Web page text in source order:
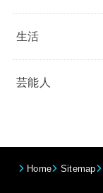
生活
芸能人
Home Sitemap